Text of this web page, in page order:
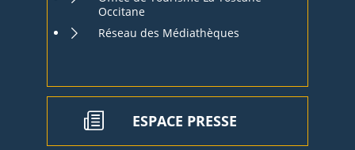
Occitane
Réseau des Médiathèques
ESPACE PRESSE